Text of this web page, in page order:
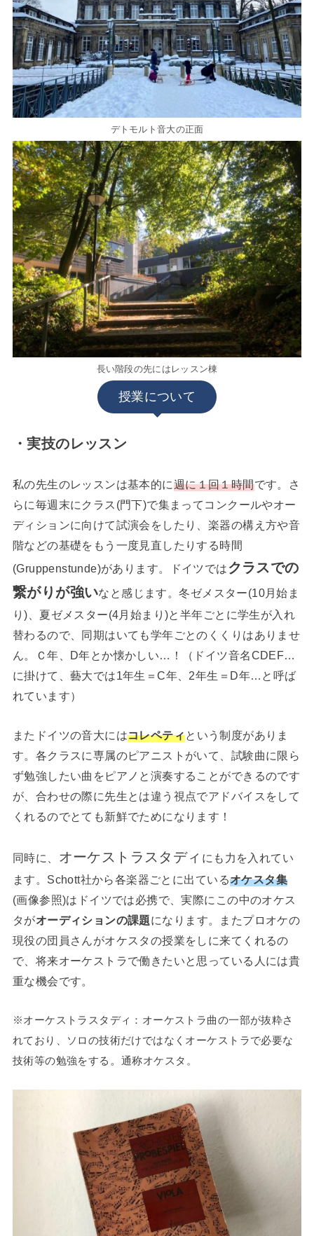
デトモルト音大の正面
長い階段の先にはレッスン棟
授業について
・実技のレッスン
私の先生のレッスンは基本的に週に１回１時間です。さ
らに毎週末にクラス(門下)で集まってコンクールやオー
ディションに向けて試演会をしたり、楽器の構え方や音
階などの基礎をもう一度見直したりする時間
(Gruppenstunde)があります。ドイツでは クラスでの
繋がりが強いなと感じます。冬ゼメスター(10月始ま
り)、夏ゼメスター(4月始まり)と半年ごとに学生が入れ
替わるので、同期はいても学年ごとのくくりはありませ
ん。Ｃ年、D年とか懐かしい…！（ドイツ音名CDEF…
に掛けて、藝大では1年生＝C年、2年生＝D年…と呼ば
れています）
またドイツの音大にはコレペティという制度がありま
す。各クラスに専属のピアニストがいて、試験曲に限ら
ず勉強したい曲をピアノと演奏することができるのです
が、合わせの際に先生とは違う視点でアドバイスをして
くれるのでとても新鮮でためになります！
同時に、 オーケストラスタディ にも力を入れてい
ます。Schott社から各楽器ごとに出ているオケスタ集
(画像参照)はドイツでは必携で、実際にこの中のオケス
タがオーディションの課題になります。またプロオケの
現役の団員さんがオケスタの授業をしに来てくれるの
で、将来オーケストラで働きたいと思っている人には貴
重な機会です。
※オーケストラスタディ：オーケストラ曲の一部が抜粋さ
れており、ソロの技術だけではなくオーケストラで必要な
技術等の勉強をする 。通称オケスタ。